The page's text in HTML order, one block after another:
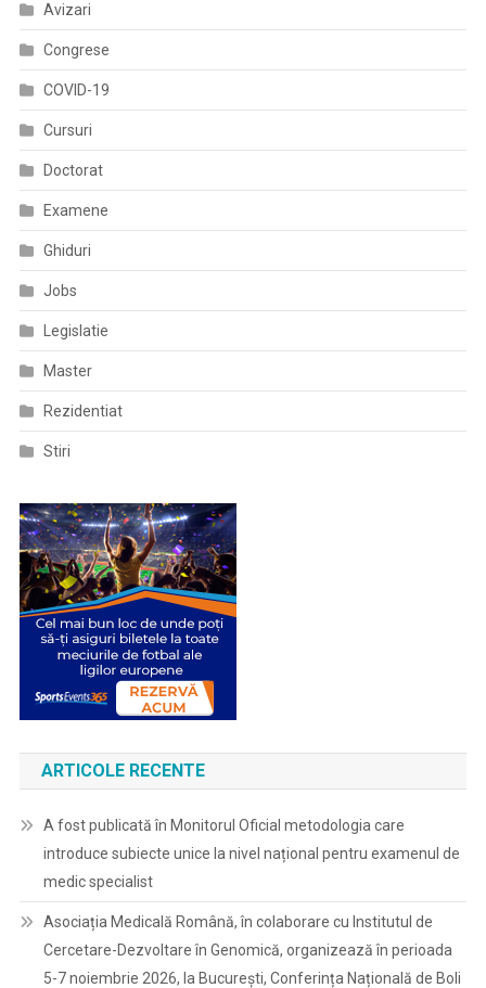
Examinării
Avizari
Congrese
COVID-19
Cursuri
Doctorat
Examene
Ghiduri
Jobs
Legislatie
Master
Rezidentiat
Stiri
ARTICOLE RECENTE
A fost publicată în Monitorul Oficial metodologia care
introduce subiecte unice la nivel național pentru examenul de
medic specialist
Asociația Medicală Română, în colaborare cu Institutul de
Cercetare-Dezvoltare în Genomică, organizează în perioada
5-7 noiembrie 2026, la București, Conferința Națională de Boli